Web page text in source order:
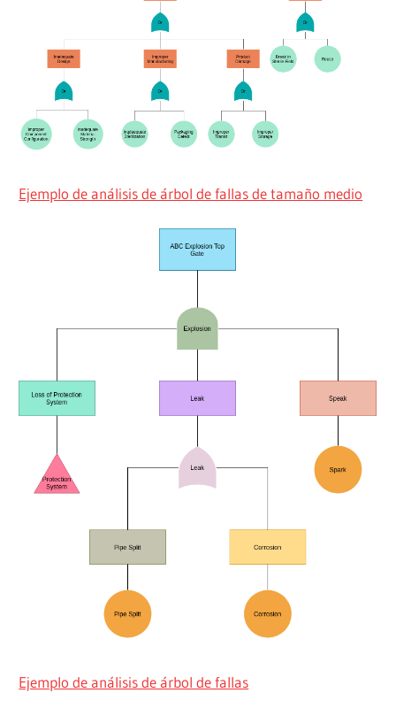
Ejemplo de análisis de árbol de fallas de tamaño medio
Ejemplo de análisis de árbol de fallas